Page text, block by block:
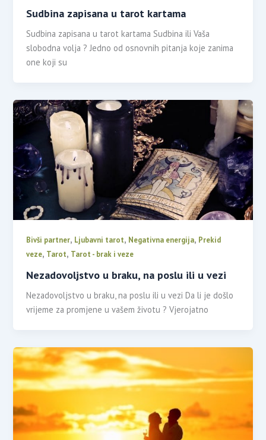
Sudbina zapisana u tarot kartama
Sudbina zapisana u tarot kartama Sudbina ili Vaša
slobodna volja ? Jedno od osnovnih pitanja koje zanima
one koji su
Bivši partner, Ljubavni tarot, Negativna energija, Prekid
veze, Tarot, Tarot - brak i veze
Nezadovoljstvo u braku, na poslu ili u vezi
Nezadovoljstvo u braku, na poslu ili u vezi Da li je došlo
vrijeme za promjene u vašem životu ? Vjerojatno